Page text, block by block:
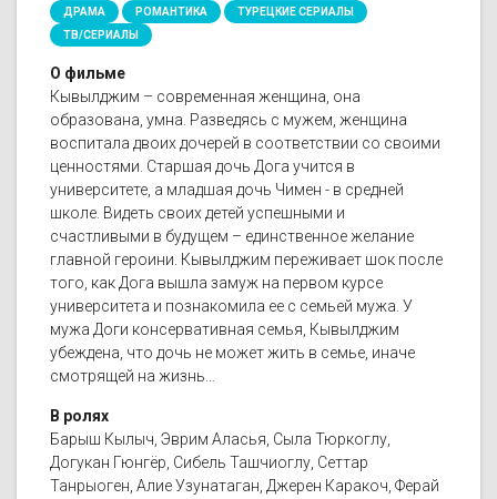
ДРАМА РОМАНТИКА
ТУРЕЦКИЕ СЕРИАЛЫ
ТВ/СЕРИАЛЫ
О фильме
Кывылджим – современная женщина, она
образована, умна. Разведясь с мужем, женщина
воспитала двоих дочерей в соответствии со своими
ценностями. Старшая дочь Дога учится в
университете, а младшая дочь Чимен - в средней
школе. Видеть своих детей успешными и
счастливыми в будущем – единственное желание
главной героини. Кывылджим переживает шок после
того, как Дога вышла замуж на первом курсе
университета и познакомила ее с семьей мужа. У
мужа Доги консервативная семья, Кывылджим
убеждена, что дочь не может жить в семье, иначе
смотрящей на жизнь…
В ролях
Барыш Кылыч, Эврим Аласья, Сыла Тюркоглу,
Догукан Гюнгёр, Сибель Ташчиоглу, Сеттар
Танрыоген, Алие Узунатаган, Джерен Каракоч, Ферай